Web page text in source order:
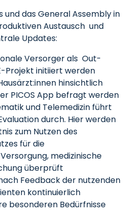
und das General Assembly in
Austausch und
Updates:
Versorger als Out-
Projekt initiiert werden
hinsichtlich
PICOS App befragt werden
und Telemedizin führt
durch. Hier werden
zum Nutzen des
für die
medizinische
überprüft
Feedback der nutzenden
kontinuierlich
besonderen Bedürfnisse